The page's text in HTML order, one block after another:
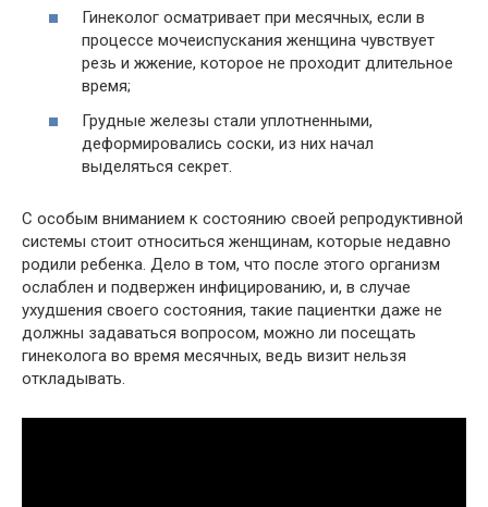
Гинеколог осматривает при месячных, если в
процессе мочеиспускания женщина чувствует
резь и жжение, которое не проходит длительное
время;
Грудные железы стали уплотненными,
деформировались соски, из них начал
выделяться секрет.
С особым вниманием к состоянию своей репродуктивной
системы стоит относиться женщинам, которые недавно
родили ребенка. Дело в том, что после этого организм
ослаблен и подвержен инфицированию, и, в случае
ухудшения своего состояния, такие пациентки даже не
должны задаваться вопросом, можно ли посещать
гинеколога во время месячных, ведь визит нельзя
откладывать.